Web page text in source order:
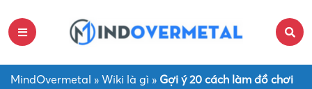
MindOvermetal » Wiki là gì » Gợi ý 20 cách làm đồ chơi